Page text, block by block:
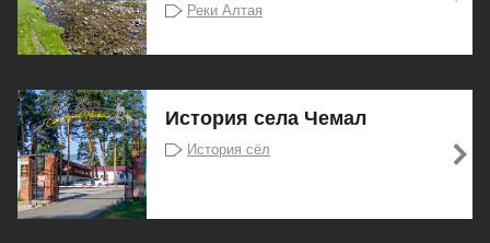
Реки Алтая
История села Чемал
История сёл